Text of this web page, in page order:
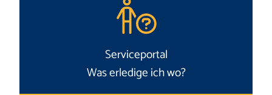
Serviceportal
Was erledige ich wo?